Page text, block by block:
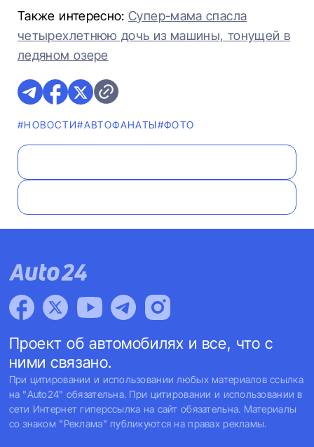
Также интересно:Супер-мама спасла
четырехлетнюю дочь из машины, тонущей в
ледяном озере
#НОВОСТИ#AВТОФАНАТЫ#ФОТО
Проект об автомобилях и все, что с
ними связано.
При цитировании и использовании любых материалов ссылка
на "Auto24" обязательна. При цитировании и использовании в
сети Интернет гиперссылка на сайт обязательна. Материалы
со знаком "Реклама" публикуются на правах рекламы.